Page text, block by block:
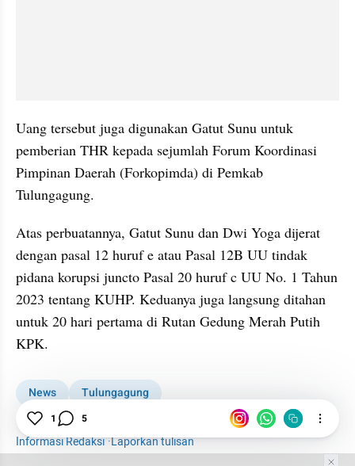
Uang tersebut juga digunakan Gatut Sunu untuk
pemberian THR kepada sejumlah Forum Koordinasi
Pimpinan Daerah (Forkopimda) di Pemkab
Tulungagung.
Atas perbuatannya, Gatut Sunu dan Dwi Yoga dijerat
dengan pasal 12 huruf e atau Pasal 12B UU tindak
pidana korupsi juncto Pasal 20 huruf c UU No. 1 Tahun
2023 tentang KUHP. Keduanya juga langsung ditahan
untuk 20 hari pertama di Rutan Gedung Merah Putih
KPK.
News
Tulungagung
KPK Tangkap Bupati Tulungagung
KPK
Informasi Redaksi·Laporkan tulisan
1 5